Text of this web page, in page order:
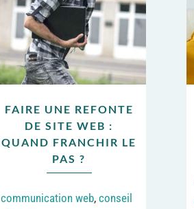
FAIRE UNE REFONTE
DE SITE WEB :
QUAND FRANCHIR LE
PAS ?
communication web, conseil